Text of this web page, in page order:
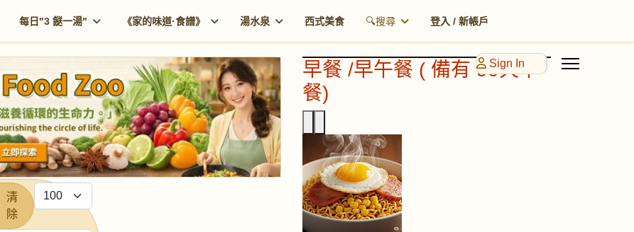
每日"3 餸一湯" 《家的味道·食譜》 湯水泉 西式美食 🔍搜尋 登入 / 新帳戶
Sign In
清
除
每頁顯示條數
早餐 /早午餐 ( 備有 90天早
餐)